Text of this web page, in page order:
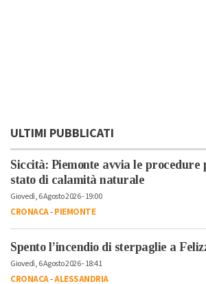
ULTIMI PUBBLICATI
Siccità: Piemonte avvia le
stato di calamità naturale
Giovedì, 6 Agosto 2026 - 19:00
CRONACA-PIEMONTE
Spento l’incendio di sterpaglie a
Giovedì, 6 Agosto 2026 - 18:41
CRONACA-ALESSANDRIA